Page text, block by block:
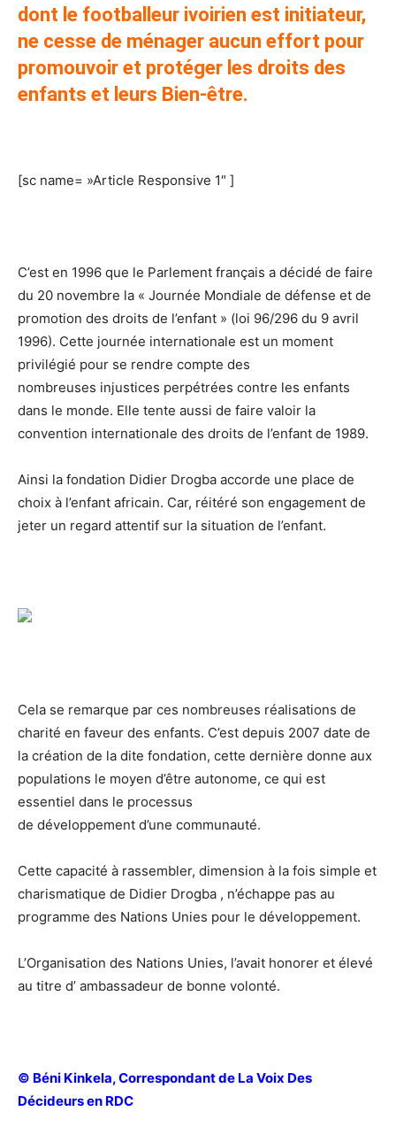
dont le footballeur ivoirien est initiateur,
ne cesse de ménager aucun effort pour
promouvoir et protéger les droits des
enfants et leurs Bien-être.
[sc name= »Article Responsive 1″ ]
C’est en 1996 que le Parlement français a décidé de faire
du 20 novembre la « Journée Mondiale de défense et de
promotion des droits de l’enfant » (loi 96/296 du 9 avril
1996). Cette journée internationale est un moment
privilégié pour se rendre compte des
nombreuses injustices perpétrées contre les enfants
dans le monde. Elle tente aussi de faire valoir la
convention internationale des droits de l’enfant de 1989.
Ainsi la fondation Didier Drogba accorde une place de
choix à l’enfant africain. Car, réitéré son engagement de
jeter un regard attentif sur la situation de l’enfant.
Cela se remarque par ces nombreuses réalisations de
charité en faveur des enfants. C’est depuis 2007 date de
la création de la dite fondation, cette dernière donne aux
populations le moyen d’être autonome, ce qui est
essentiel dans le processus
de développement d’une communauté.
Cette capacité à rassembler, dimension à la fois simple et
charismatique de Didier Drogba , n’échappe pas au
programme des Nations Unies pour le développement.
L’Organisation des Nations Unies, l’avait honorer et élevé
au titre d’ ambassadeur de bonne volonté.
© Béni Kinkela, Correspondant de La Voix Des
Décideurs en RDC